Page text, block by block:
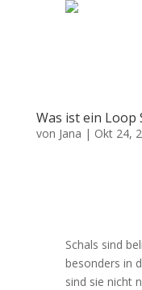
Was ist ein Loop
von Jana | Okt 24,
Schals sind
besonders in
sind sie nicht